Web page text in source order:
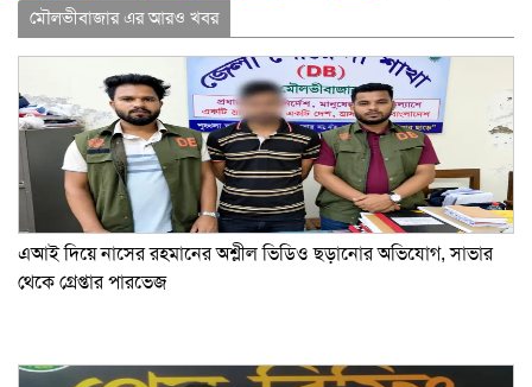
মৌলভীবাজার এর আরও খবর
এআই দিয়ে নাসের রহমানের অশ্লীল ভিডিও ছড়ানোর অভিযোগ, সাভার
থেকে গ্রেপ্তার পারভেজ